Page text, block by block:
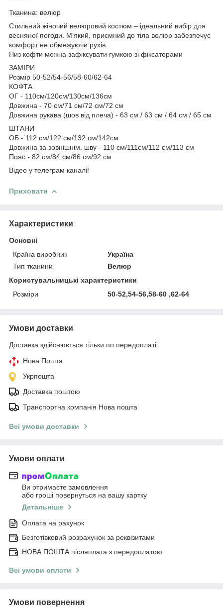
Тканина: велюр
Стильний жіночий велюровий костюм – ідеальний вибір для
весняної погоди. М’який, приємний до тіла велюр забезпечує
комфорт не обмежуючи рухів.
Низ кофти можна зафіксувати гумкою зі фіксаторами
ЗАМІРИ
Розмір 50-52/54-56/58-60/62-64
КОФТА
ОГ - 110см/120см/130см/136см
Довжина - 70 см/71 см/72 см/72 см
Довжина рукава (шов від плеча) - 63 см / 63 см / 64 см / 65 см
ШТАНИ
ОБ - 112 см/122 см/132 см/142см
Довжина за зовнішнім. шву - 110 см/111см/112 см/113 см
Пояс - 82 см/84 см/86 см/92 см
Відео у телеграм каналі!
Приховати
Характеристики
Основні
Країна виробник
Україна
Тип тканини
Велюр
Користувальницькі характеристики
Розміри
50-52,54-56,58-60 ,62-64
Умови доставки
Доставка здійснюється тільки по передоплаті.
Нова Пошта
Укрпошта
Доставка поштою
Транспортна компанія Нова пошта
Всі умови доставки
Умови оплати
Ви отримаєте замовлення
або гроші повернуться на вашу картку
Детальніше
Оплата на рахунок
Безготівковий розрахунок за реквізитами
НОВА ПОШТА післяплата з передоплатою
Всі умови оплати
Умови повернення